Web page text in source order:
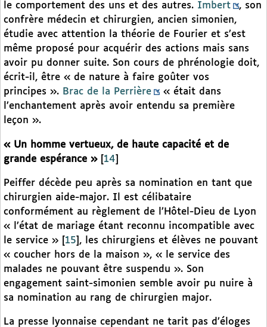
le comportement des uns et des autres. Imbert
, son
confrère médecin et chirurgien, ancien simonien,
étudie avec attention la théorie de Fourier et s’est
même proposé pour acquérir des actions mais sans
avoir pu donner suite. Son cours de phrénologie doit,
écrit-il, être « de nature à faire goûter vos
principes ». Brac de la Perrière
« était dans
l’enchantement après avoir entendu sa première
leçon ».
« Un homme vertueux, de haute capacité et de
grande espérance »[ 14
Peiffer décède peu après sa nomination en tant que
chirurgien aide-major. Il est célibataire
conformément au règlement de l’Hôtel-Dieu de Lyon
« l’état de mariage étant reconnu incompatible avec
le service »
15 , les chirurgiens et élèves ne pouvant
« coucher hors de la maison », « le service des
malades ne pouvant être suspendu ». Son
engagement saint-simonien semble avoir pu nuire à
sa nomination au rang de chirurgien major.
La presse lyonnaise cependant ne tarit pas d’éloges